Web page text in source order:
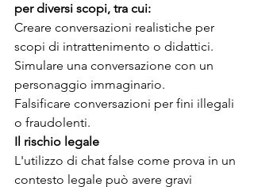
per diversi scopi, tra cui:
Creare conversazioni realistiche per
scopi di intrattenimento o didattici.
Simulare una conversazione con un
personaggio immaginario.
Falsificare conversazioni per fini illegali
o fraudolenti.
Il rischio legale
L'utilizzo di chat false come prova in un
contesto legale può avere gravi